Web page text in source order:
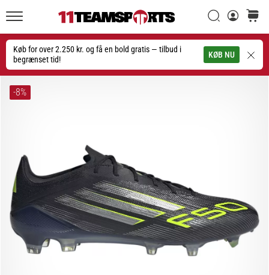
Køb for over 2.250 kr. og få en bold gratis — tilbud i
begrænset tid!
KØB NU
Søgkurv
Søg
20. 1. 2026
•
4 min. Læsning
Nike
Tiempo
til
touch.
Bygget
til
angreb
Nike
Tiempo
-8%